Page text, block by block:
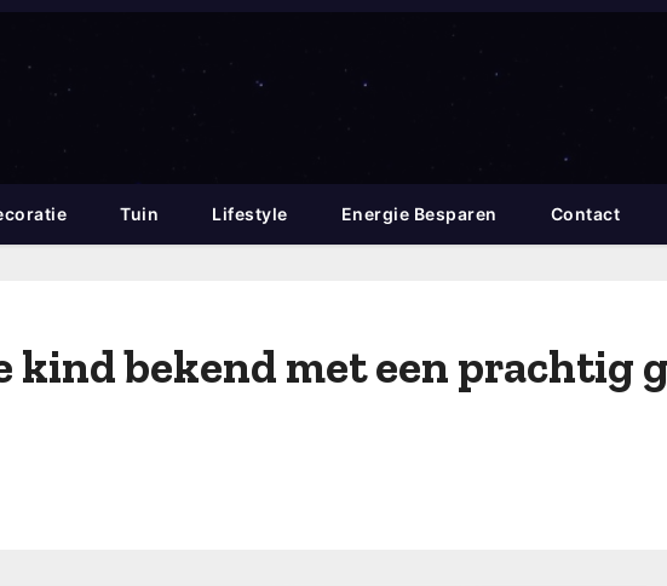
Tuin Lifestyle Energie Besparen Contact
kind bekend met een prachtig